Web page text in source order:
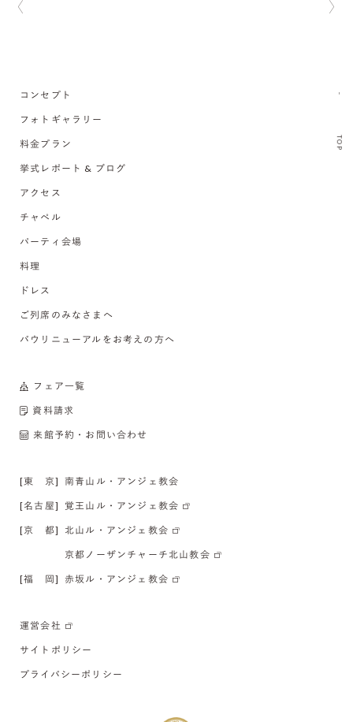
TOP
コンセプト
フォトギャラリー
料金プラン
挙式レポート & ブログ
アクセス
チャペル
パーティ会場
料理
ドレス
ご列席のみなさまへ
バウリニューアルをお考えの方へ
フェア一覧
資料請求
来館予約・お問い合わせ
[東 京] 南青山ル・アンジェ教会
[名古屋] 覚王山ル・アンジェ教会
[京 都] 北山ル・アンジェ教会
京都ノーザンチャーチ北山教会
[福 岡] 赤坂ル・アンジェ教会
運営会社
サイトポリシー
プライバシーポリシー